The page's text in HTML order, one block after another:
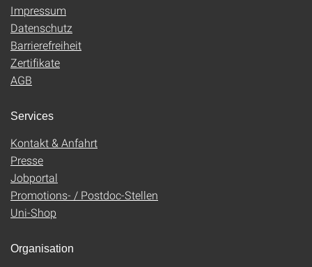
Impressum
Datenschutz
Barrierefreiheit
Zertifikate
AGB
Services
Kontakt & Anfahrt
Presse
Jobportal
Promotions- / Postdoc-Stellen
Uni-Shop
Organisation